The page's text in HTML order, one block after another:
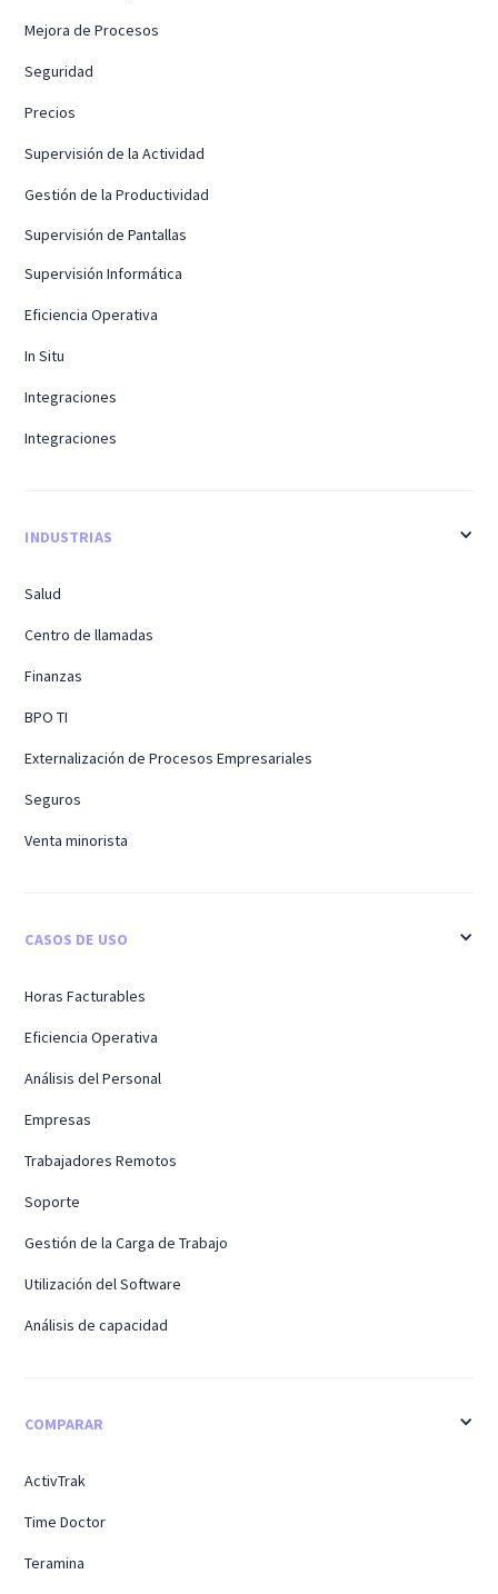
Mejora de Procesos
Seguridad
Precios
Supervisión de la Actividad
Gestión de la Productividad
Supervisión de Pantallas
Supervisión Informática
Eficiencia Operativa
In Situ
Integraciones
Integraciones
INDUSTRIAS
Salud
Centro de llamadas
Finanzas
BPO TI
Externalización de Procesos Empresariales
Seguros
Venta minorista
CASOS DE USO
Horas Facturables
Eficiencia Operativa
Análisis del Personal
Empresas
Trabajadores Remotos
Soporte
Gestión de la Carga de Trabajo
Utilización del Software
Análisis de capacidad
COMPARAR
ActivTrak
Time Doctor
Teramina